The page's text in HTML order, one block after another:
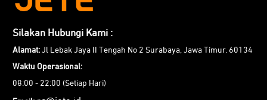
Silakan Hubungi Kami :
Alamat: Jl Lebak Jaya II Tengah No 2 Surabaya, Jawa Timur. 60134
Waktu Operasional:
08:00 - 22:00 (Setiap Hari)